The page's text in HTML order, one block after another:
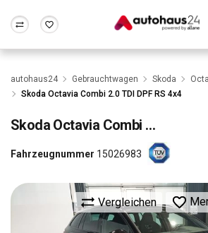
Zum Antrag
Wir bewerten dein Auto
Alle Fragen & Antworten
Rund um die
Frankfurt Wuppertal
autohaus24 Gebrauchtwagen Skoda
Skoda Octavia Combi 2.0 TDI DPF RS 4x4
Skoda Octavia Combi 2.0 TDI DPF RS 4x4
Fahrzeugnummer 15026983
Vergleichen